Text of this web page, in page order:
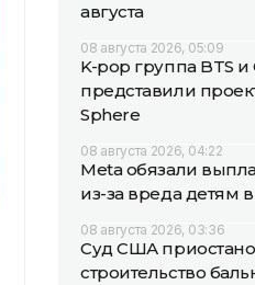
августа
08 августа 2026, 05:09
K-pop группа BTS и
представили
Sphere
08 августа 2026, 04:22
Meta обязали
из-за вреда детям
08 августа 2026, 03:36
Суд США
строительство